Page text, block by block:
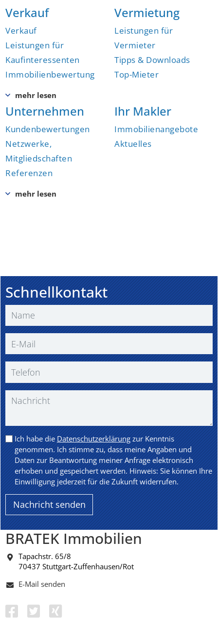
Verkauf
Verkauf
Leistungen für
Kaufinteressenten
Immobilienbewertung
Vermietung
Leistungen für
Vermieter
Tipps & Downloads
Top-Mieter
Unternehmen
Kundenbewertungen
Netzwerke,
Mitgliedschaften
Referenzen
Ihr Makler
Immobilienangebote
Aktuelles
Schnellkontakt
Ich habe dieDatenschutzerklärungzur Kenntnis
genommen. Ich stimme zu, dass meine Angaben und
Daten zur Beantwortung meiner Anfrage elektronisch
erhoben und gespeichert werden. Hinweis: Sie können Ihre
Einwilligung jederzeit für die Zukunft widerrufen.
BRATEK Immobilien
Tapachstr. 65/8
70437 Stuttgart-Zuffenhausen/Rot
E-Mail senden